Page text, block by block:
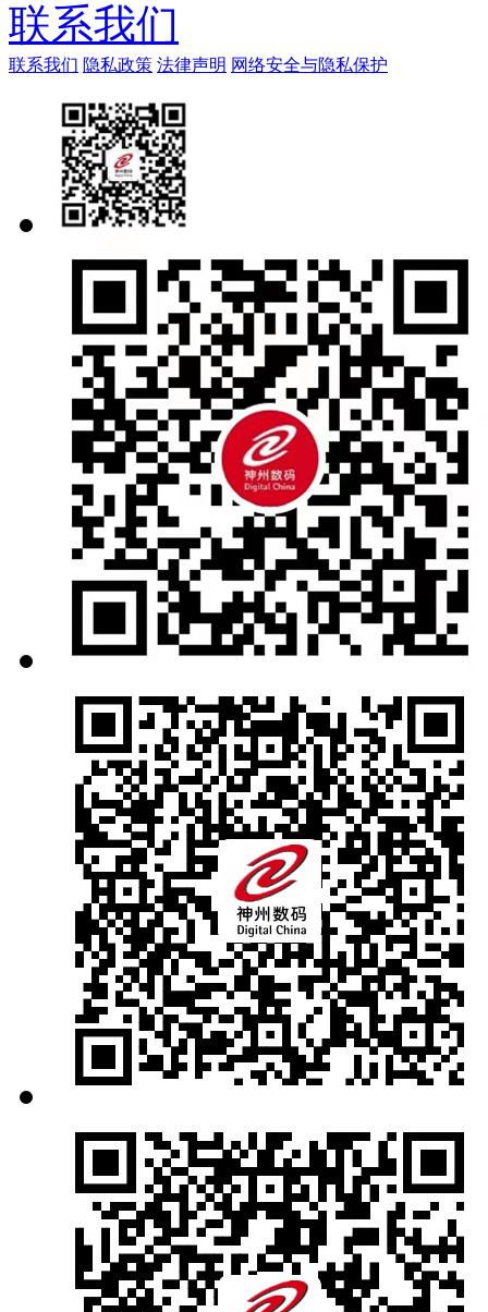
联系我们
联系我们 隐私政策 法律声明 网络安全与隐私保护